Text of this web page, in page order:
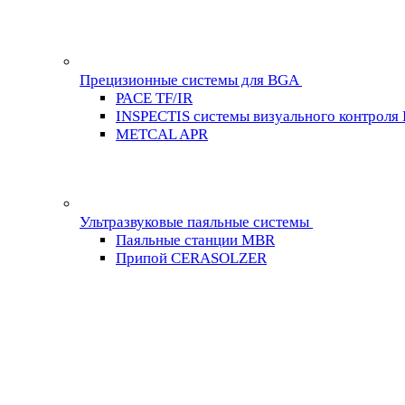
Прецизионные системы для BGA
PACE TF/IR
INSPECTIS системы визуального контроля
METCAL APR
Ультразвуковые паяльные системы
Паяльные станции MBR
Припой CERASOLZER